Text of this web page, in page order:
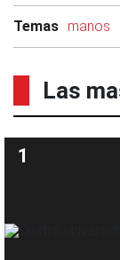
Temas manos
Las